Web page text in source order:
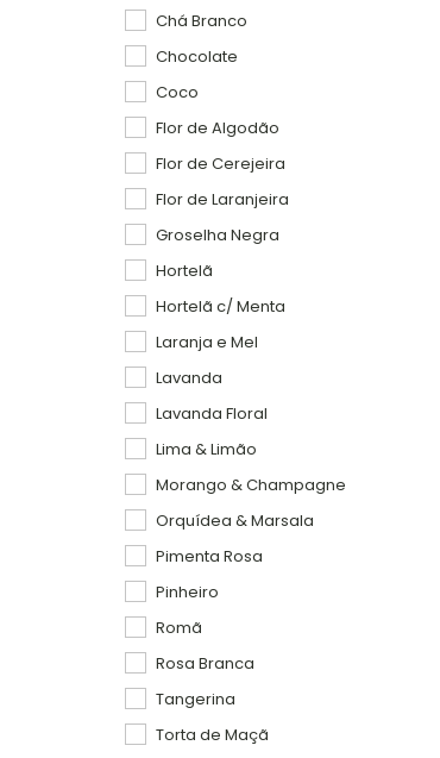
Chá Branco
Chocolate
Coco
Flor de Algodão
Flor de Cerejeira
Flor de Laranjeira
Groselha Negra
Hortelã
Hortelã c/ Menta
Laranja e Mel
Lavanda
Lavanda Floral
Lima & Limão
Morango & Champagne
Orquídea & Marsala
Pimenta Rosa
Pinheiro
Romã
Rosa Branca
Tangerina
Torta de Maçã